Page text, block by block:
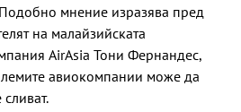
мнение изразява пред
на малайзийската
AirAsia Тони Фернандес,
авиокомпании може да